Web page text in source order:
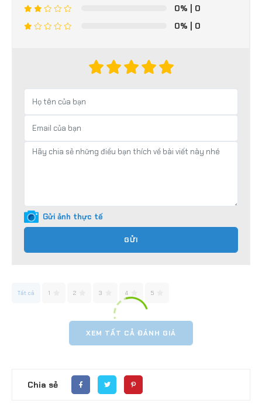
0% | 0
0% | 0
Gửi ảnh thực tế
GỬI
Tất cả 1 2 3 4 5
XEM TẤT CẢ ĐÁNH GIÁ
Chia sẻ